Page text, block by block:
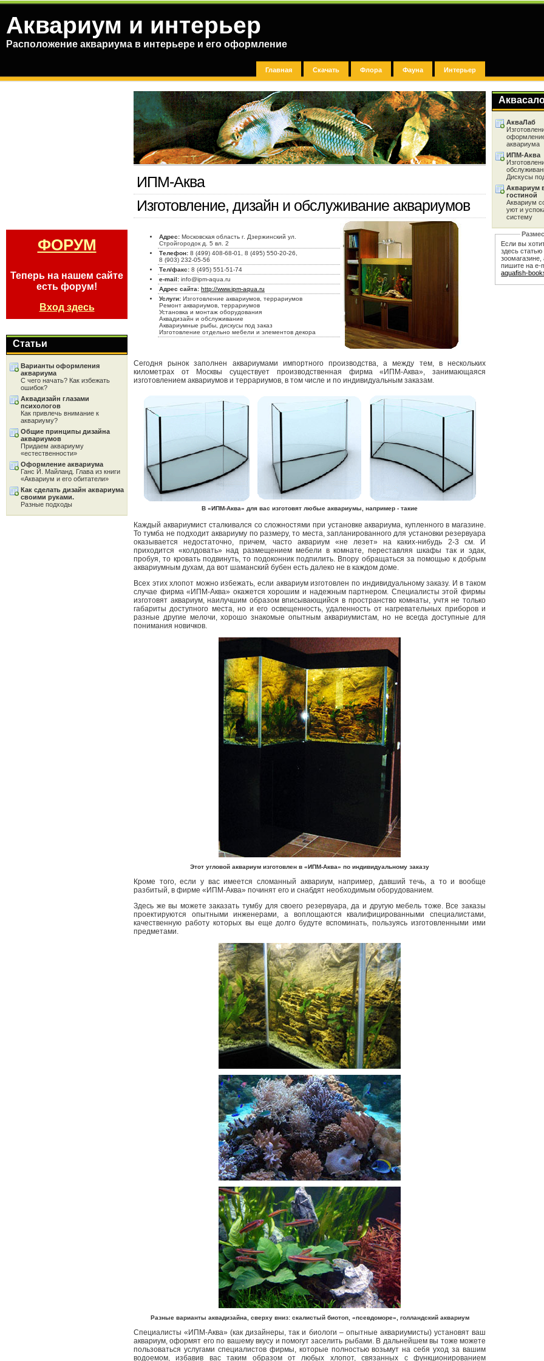
Аквариум и интерьер
Расположение аквариума в интерьере и его оформление
Главная Скачать Флора Фауна Интерьер
ИПМ-Аква
Изготовление, дизайн и обслуживание аквариумов
Адрес: Московская область г. Дзержинский ул.
Стройгородок д. 5 вл. 2
Телефон: 8 (499) 408-68-01, 8 (495) 550-20-26,
8 (903) 232-05-56
Тел/факс: 8 (495) 551-51-74
e-mail: info@ipm-aqua.ru
Адрес сайта: http://www.ipm-aqua.ru
Услуги: Изготовление аквариумов, террариумов
Ремонт аквариумов, террариумов
Установка и монтаж оборудования
Аквадизайн и обслуживание
Аквариумные рыбы, дискусы под заказ
Изготовление отдельно мебели и элементов декора
Сегодня рынок заполнен аквариумами импортного производства, а между тем, в нескольких
километрах от Москвы существует производственная фирма «ИПМ-Аква», занимающаяся
изготовлением аквариумов и террариумов, в том числе и по индивидуальным заказам.
В «ИПМ-Аква» для вас изготовят любые аквариумы, например - такие
Каждый аквариумист сталкивался со сложностями при установке аквариума, купленного в магазине.
То тумба не подходит аквариуму по размеру, то места, запланированного для установки резервуара
оказывается недостаточно, причем, часто аквариум «не лезет» на каких-нибудь 2-3 см. И
приходится «колдовать» над размещением мебели в комнате, переставляя шкафы так и эдак,
пробуя, то кровать подвинуть, то подоконник подпилить. Впору обращаться за помощью к добрым
аквариумным духам, да вот шаманский бубен есть далеко не в каждом доме.
Всех этих хлопот можно избежать, если аквариум изготовлен по индивидуальному заказу. И в таком
случае фирма «ИПМ-Аква» окажется хорошим и надежным партнером. Специалисты этой фирмы
изготовят аквариум, наилучшим образом вписывающийся в пространство комнаты, учтя не только
габариты доступного места, но и его освещенность, удаленность от нагревательных приборов и
разные другие мелочи, хорошо знакомые опытным аквариумистам, но не всегда доступные для
понимания новичков.
Этот угловой аквариум изготовлен в «ИПМ-Аква» по индивидуальному заказу
Кроме того, если у вас имеется сломанный аквариум, например, давший течь, а то и вообще
разбитый, в фирме «ИПМ-Аква» починят его и снабдят необходимым оборудованием.
Здесь же вы можете заказать тумбу для своего резервуара, да и другую мебель тоже. Все заказы
проектируются опытными инженерами, а воплощаются квалифицированными специалистами,
качественную работу которых вы еще долго будуте вспоминать, пользуясь изготовленными ими
предметами.
Разные варианты аквадизайна, сверху вниз: скалистый биотоп, «псевдоморе», голландский аквариум
Специалисты «ИПМ-Аква» (как дизайнеры, так и биологи – опытные аквариумисты) установят ваш
аквариум, оформят его по вашему вкусу и помогут заселить рыбами. В дальнейшем вы тоже можете
пользоваться услугами специалистов фирмы, которые полностью возьмут на себя уход за вашим
водоемом, избавив вас таким образом от любых хлопот, связанных с функционированием
АкваЛаб
аквариума
ИПМ-Аква
Дискусы
Аквариум
гостиной
Аквариум
уют и
систему
Если вы
здесь
зоомагазине,
пишите на e-
aquafish-
ФОРУМ
Теперь на нашем сайте
есть форум!
Вход здесь
Статьи
Варианты оформления
аквариума
С чего начать? Как избежать
ошибок?
Аквадизайн глазами
психологов
Как привлечь внимание к
аквариуму?
Общие принципы дизайна
аквариумов
Придаем аквариуму
«естественности»
Оформление аквариума
Ганс Й. Майланд. Глава из книги
«Аквариум и его обитатели»
Как сделать дизайн аквариума
своими руками.
Разные подходы